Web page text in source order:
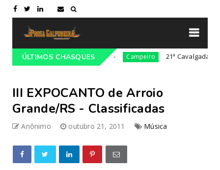
ÚLTIMOS CHASQUES
Gaúcho em Lajeado-RS Campeiro 21ª Cavalgada Cultural
III EXPOCANTO de Arroio
Grande/RS - Classificadas
Anônimo outubro 21, 2011 Música